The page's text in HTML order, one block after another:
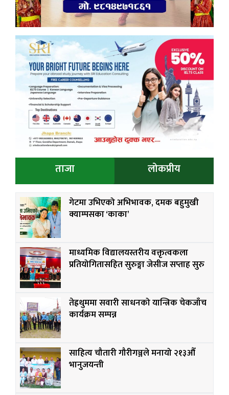
ताजा लोकप्रीय
गेटमा उभिएको अभिभावक, दमक बहुमुखी
क्याम्पसका ‘काका’
माध्यमिक विद्यालयस्तरीय वक्तृत्वकला
प्रतियोगितासहित सुरुङ्गा जेसीज सप्ताह सुरु
तेह्रथुममा सवारी साधनको यान्त्रिक चेकजाँच
कार्यक्रम सम्पन्न
साहित्य चौतारी गौरीगञ्जले मनायो २१३औँ
भानुजयन्ती